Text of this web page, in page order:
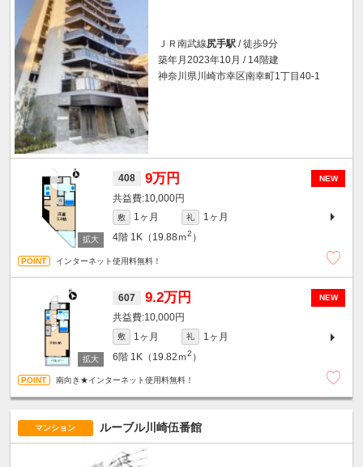
ＪＲ南武線尻手駅 / 徒歩9分
築年月2023年10月 / 14階建
神奈川県川崎市幸区南幸町1丁目40-1
NEW
408 9万円
10,000円
敷 1ヶ月 礼
1ヶ月
4階 1K（19.88ｍ2 ）
インターネット使用料無料！
NEW
607 9.2万円
10,000円
敷 1ヶ月 礼
1ヶ月
6階 1K（19.82ｍ2 ）
南向き★インターネット使用料無料！
マンション ルーブル川崎伍番館